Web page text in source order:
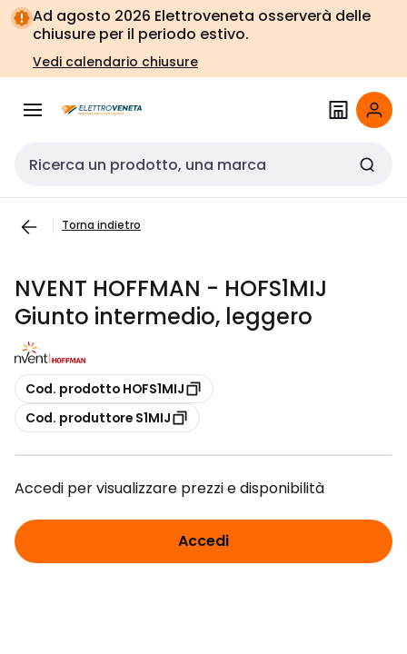
Vai alla
navigazione
Vai
alla
pagina
Ad agosto 2026 Elettroveneta osserverà delle
chiusure per il periodo estivo.
Vedi calendario chiusure
Cerca input
Torna indietro
NVENT HOFFMAN - HOFS1MIJ
Giunto intermedio, leggero
copia
Cod. prodotto HOFS1MIJ
copia
Cod. produttore S1MIJ
Accedi per visualizzare prezzi e disponibilità
Accedi